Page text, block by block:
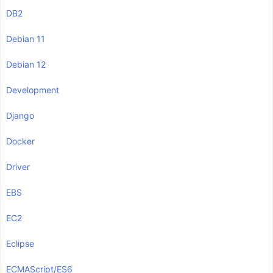
DB2
Debian 11
Debian 12
Development
Django
Docker
Driver
EBS
EC2
Eclipse
ECMAScript/ES6